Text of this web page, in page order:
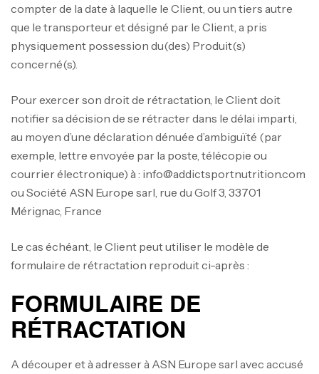
compter de la date à laquelle le Client, ou un tiers autre
que le transporteur et désigné par le Client, a pris
physiquement possession du(des) Produit(s)
concerné(s).
Pour exercer son droit de rétractation, le Client doit
notifier sa décision de se rétracter dans le délai imparti,
au moyen d’une déclaration dénuée d’ambiguïté (par
exemple, lettre envoyée par la poste, télécopie ou
courrier électronique) à : info@addictsportnutrition.com
ou Société ASN Europe sarl, rue du Golf 3, 33701
Mérignac, France
Le cas échéant, le Client peut utiliser le modèle de
formulaire de rétractation reproduit ci-après :
FORMULAIRE DE
RÉTRACTATION
A découper et à adresser à ASN Europe sarl avec accusé